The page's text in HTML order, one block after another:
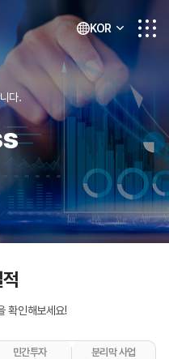
KOR
다.
확인해보세요!
민간투자
분리막 사업